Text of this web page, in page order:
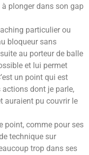
plonger dans son gap
particulier ou
bloqueur sans
au porteur de balle
et lui permet
un point qui est
dont je parle,
auraient pu couvrir le
point, comme pour ses
technique sur
trop dans ses